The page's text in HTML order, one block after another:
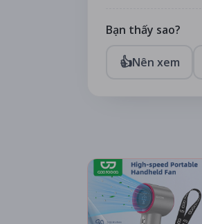
Bạn thấy sao?
👍Nên xem